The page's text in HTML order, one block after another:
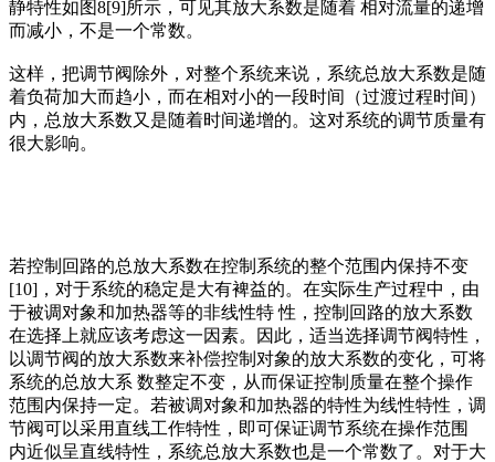
静特性如图8[9]所示，可见其放大系数是随着 相对流量的递增
而减小，不是一个常数。
这样，把调节阀除外，对整个系统来说，系统总放大系数是随
着负荷加大而趋小，而在相对小的一段时间（过渡过程时间）
内，总放大系数又是随着时间递增的。这对系统的调节质量有
很大影响。
若控制回路的总放大系数在控制系统的整个范围内保持不变
[10]，对于系统的稳定是大有裨益的。在实际生产过程中，由
于被调对象和加热器等的非线性特 性，控制回路的放大系数
在选择上就应该考虑这一因素。因此，适当选择调节阀特性，
以调节阀的放大系数来补偿控制对象的放大系数的变化，可将
系统的总放大系 数整定不变，从而保证控制质量在整个操作
范围内保持一定。若被调对象和加热器的特性为线性特性，调
节阀可以采用直线工作特性，即可保证调节系统在操作范围
内近似呈直线特性，系统总放大系数也是一个常数了。对于大